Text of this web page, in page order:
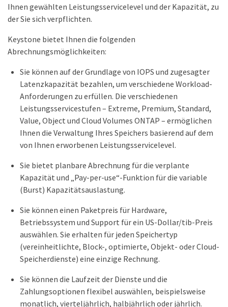
Ihnen gewählten Leistungsservicelevel und der Kapazität, zu
der Sie sich verpflichten.
Keystone bietet Ihnen die folgenden
Abrechnungsmöglichkeiten:
Sie können auf der Grundlage von IOPS und zugesagter
Latenzkapazität bezahlen, um verschiedene Workload-
Anforderungen zu erfüllen. Die verschiedenen
Leistungsservicestufen – Extreme, Premium, Standard,
Value, Object und Cloud Volumes ONTAP – ermöglichen
Ihnen die Verwaltung Ihres Speichers basierend auf dem
von Ihnen erworbenen Leistungsservicelevel.
Sie bietet planbare Abrechnung für die verplante
Kapazität und „Pay-per-use“-Funktion für die variable
(Burst) Kapazitätsauslastung.
Sie können einen Paketpreis für Hardware,
Betriebssystem und Support für ein US-Dollar/tib-Preis
auswählen. Sie erhalten für jeden Speichertyp
(vereinheitlichte, Block-, optimierte, Objekt- oder Cloud-
Speicherdienste) eine einzige Rechnung.
Sie können die Laufzeit der Dienste und die
Zahlungsoptionen flexibel auswählen, beispielsweise
monatlich, vierteljährlich, halbjährlich oder jährlich.